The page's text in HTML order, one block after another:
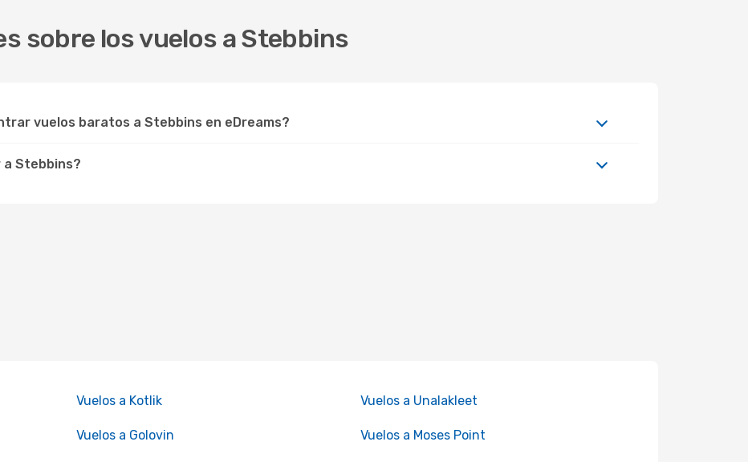
sobre los vuelos a Stebbins
vuelos baratos a Stebbins en eDreams?
a Stebbins?
Vuelos a Kotlik Vuelos a Unalakleet
Vuelos a Golovin Vuelos a Moses Point